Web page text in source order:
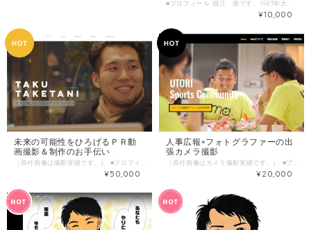
¥10,000
未来の可能性をひろげるＰＲ動
画撮影＆制作のお手伝い
¥50,000
人事広報×フォトグラファーの出
張カメラ撮影
¥20,000